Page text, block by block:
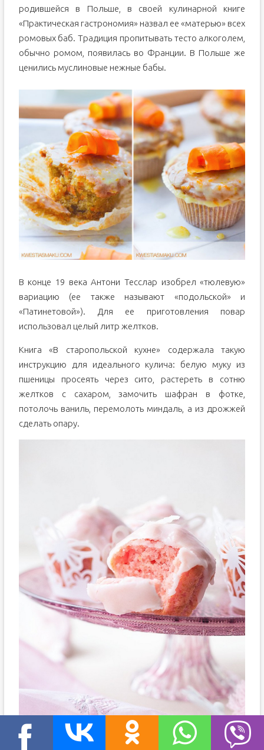
родившейся в Польше, в своей кулинарной книге
«Практическая гастрономия» назвал ее «матерью» всех
ромовых баб. Традиция пропитывать тесто алкоголем,
обычно ромом, появилась во Франции. В Польше же
ценились муслиновые нежные бабы.
В конце 19 века Антони Тесслар изобрел «тюлевую»
вариацию (ее также называют «подольской» и
«Патинетовой»). Для ее приготовления повар
использовал целый литр желтков.
Книга «В старопольской кухне» содержала такую
инструкцию для идеального кулича: белую муку из
пшеницы просеять через сито, растереть в сотню
желтков с сахаром, замочить шафран в фотке,
потолочь ваниль, перемолоть миндаль, а из дрожжей
сделать опару.
Есть вопросы?